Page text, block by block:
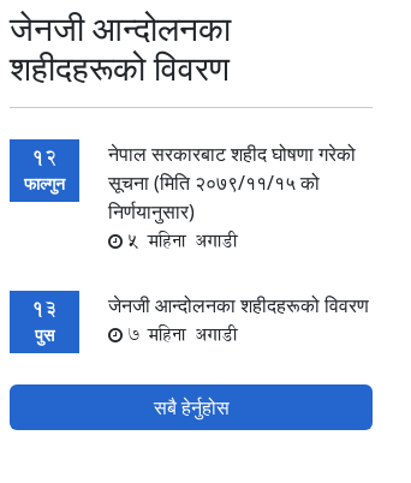
जेनजी आन्दोलनका
शहीदहरूको विवरण
12
फाल्गुन
नेपाल सरकारबाट शहीद घोषणा गरेको
सूचना (मिति २०७९/११/१५ को
निर्णयानुसार)
5 महिना अगाडी
13
पुस
जेनजी आन्दोलनका शहीदहरूको विवरण
7 महिना अगाडी
सबै हेर्नुहोस